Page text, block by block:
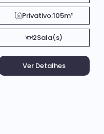
Privativo:105m²
2Sala(s)